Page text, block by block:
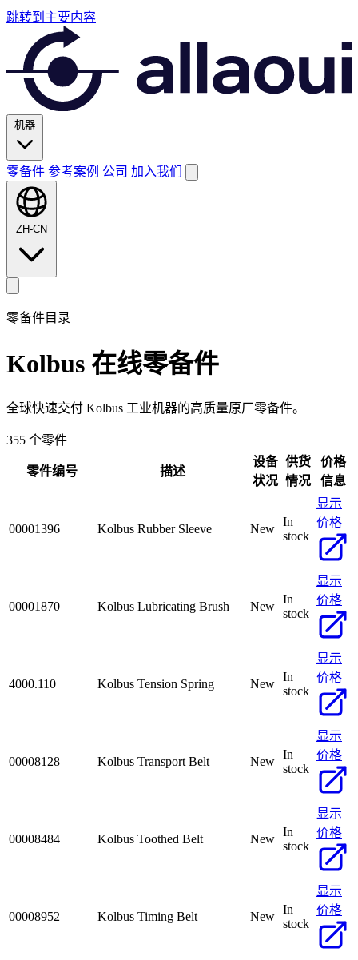
跳转到主要内容
机器
零备件 参考案例 公司 加入我们
ZH-CN
零备件目录
Kolbus 在线零备件
全球快速交付 Kolbus 工业机器的高质量原厂零备件。
355 个零件
零件编号 描述
设备
状况
供货
情况
价格
信息
00001396 Kolbus Rubber Sleeve New
In
stock
显示
价格
00001870 Kolbus Lubricating Brush New
In
stock
显示
价格
4000.110 Kolbus Tension Spring New
In
stock
显示
价格
00008128 Kolbus Transport Belt New
In
stock
显示
价格
00008484 Kolbus Toothed Belt New
In
stock
显示
价格
00008952 Kolbus Timing Belt New
In
stock
显示
价格